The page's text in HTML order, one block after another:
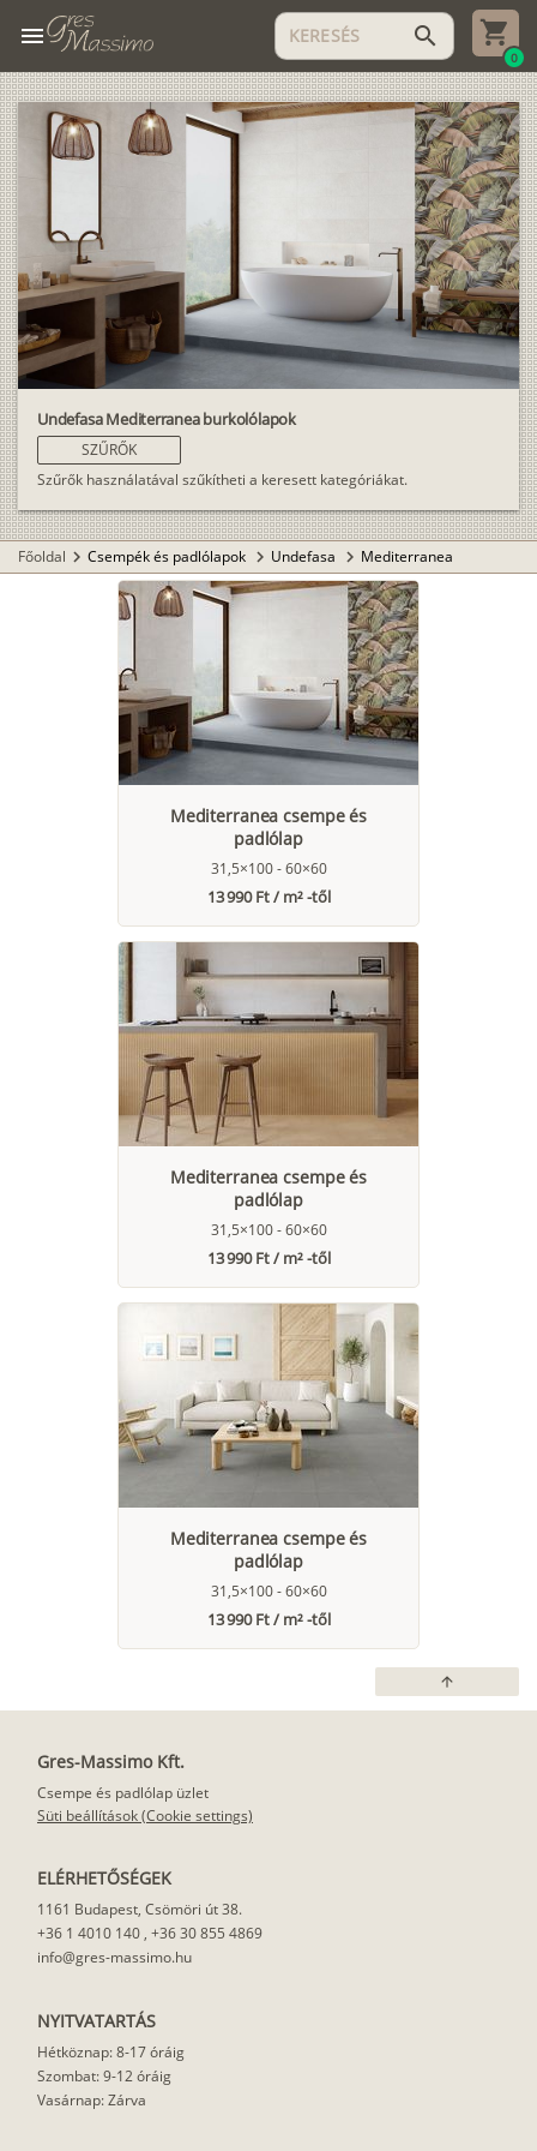
menu search
0
Undefasa Mediterranea burkolólapok
SZŰRŐK
Szűrők használatával szűkítheti a keresett kategóriákat.
Főoldal chevron_right Csempék és padlólapok chevron_right Undefasa chevron_right Mediterranea
Mediterranea csempe és
padlólap
31,5×100 - 60×60
13 990 Ft / m² -től
Mediterranea csempe és
padlólap
31,5×100 - 60×60
13 990 Ft / m² -től
Mediterranea csempe és
padlólap
31,5×100 - 60×60
13 990 Ft / m² -től
arrow_upward
Gres-Massimo Kft.
Csempe és padlólap üzlet
Süti beállítások (Cookie settings)
ELÉRHETŐSÉGEK
1161 Budapest, Csömöri út 38.
+36 1 4010 140 , +36 30 855 4869
info@gres-massimo.hu
NYITVATARTÁS
Hétköznap: 8-17 óráig
Szombat: 9-12 óráig
Vasárnap: Zárva